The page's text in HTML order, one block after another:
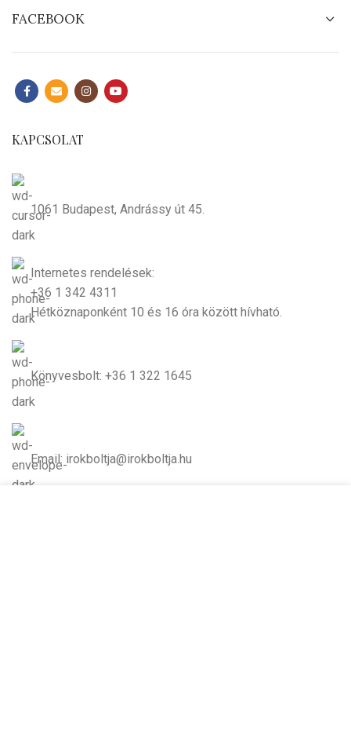
FACEBOOK
KAPCSOLAT
1061 Budapest, Andrássy út 45.
Internetes rendelések:
+36 1 342 4311
Hétköznaponként 10 és 16 óra között hívható.
Könyvesbolt: +36 1 322 1645
Email: irokboltja@irokboltja.hu